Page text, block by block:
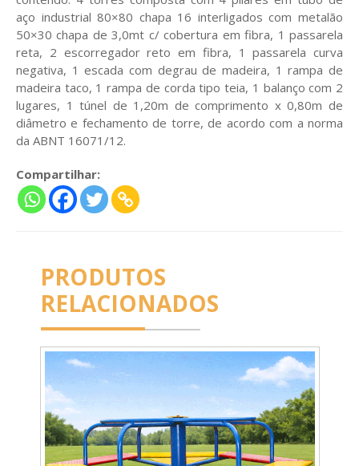
aço industrial 80×80 chapa 16 interligados com metalão
50×30 chapa de 3,0mt c/ cobertura em fibra, 1 passarela
reta, 2 escorregador reto em fibra, 1 passarela curva
negativa, 1 escada com degrau de madeira, 1 rampa de
madeira taco, 1 rampa de corda tipo teia, 1 balanço com 2
lugares, 1 túnel de 1,20m de comprimento x 0,80m de
diâmetro e fechamento de torre, de acordo com a norma
da ABNT 16071/12.
Compartilhar:
PRODUTOS
RELACIONADOS